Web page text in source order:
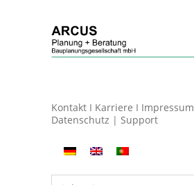
Kontakt I Karriere I Impressum
Datenschutz | Support